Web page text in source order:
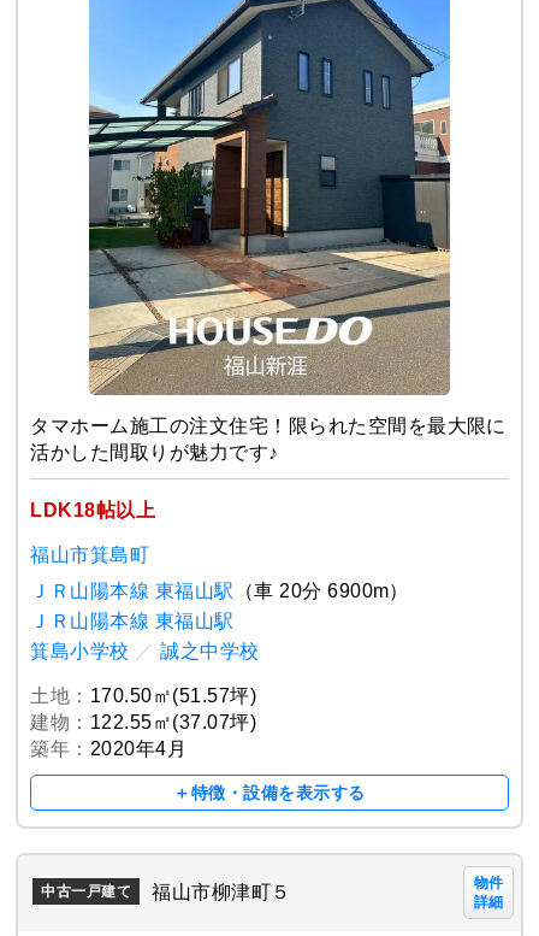
タマホーム施工の注文住宅！限られた空間を最大限に
活かした間取りが魅力です♪
LDK18帖以上
福山市箕島町
ＪＲ山陽本線 東福山駅
（車 20分 6900m）
ＪＲ山陽本線 東福山駅
箕島小学校 ／ 誠之中学校
土地： 170.50㎡(51.57坪)
建物： 122.55㎡(37.07坪)
築年： 2020年4月
＋特徴・設備を表示する
中古一戸建て 福山市柳津町５
物件
詳細